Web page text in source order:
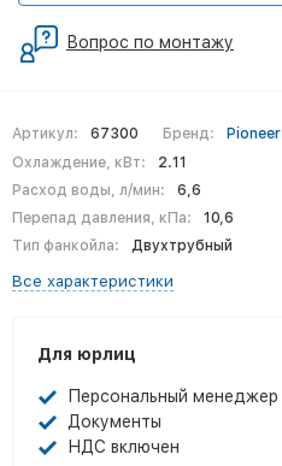
Артикул: 67300 Бренд:
Pioneer
Охлаждение, кВт:
2.11
Расход воды, л/мин:
6,6
Перепад давления, кПа:
10,6
Тип фанкойла:
Двухтрубный
Все характеристики
Для юрлиц
Персональный менеджер
Документы
НДС включен
Вопрос по монтажу